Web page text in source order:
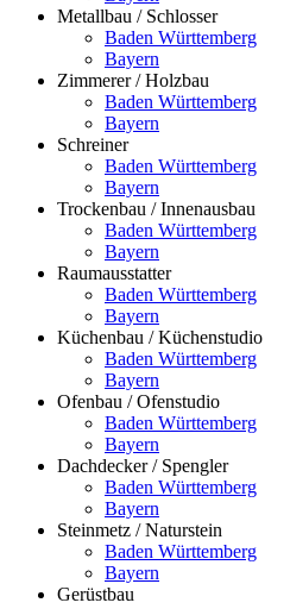
Metallbau / Schlosser
Baden Württemberg
Bayern
Zimmerer / Holzbau
Baden Württemberg
Bayern
Schreiner
Baden Württemberg
Bayern
Trockenbau / Innenausbau
Baden Württemberg
Bayern
Raumausstatter
Baden Württemberg
Bayern
Küchenbau / Küchenstudio
Baden Württemberg
Bayern
Ofenbau / Ofenstudio
Baden Württemberg
Bayern
Dachdecker / Spengler
Baden Württemberg
Bayern
Steinmetz / Naturstein
Baden Württemberg
Bayern
Gerüstbau